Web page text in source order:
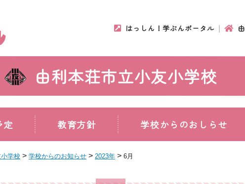
はっしん！学ぶんポータル
由利本荘市立小友小学校
定 教育方針 学校からのおしらせ
学校 > 学校からのお知らせ > 2023年 > 6月